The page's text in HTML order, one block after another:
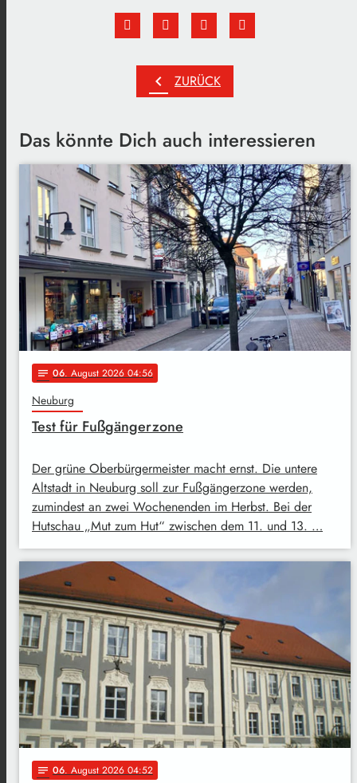
chevron_left ZURÜCK
Das könnte Dich auch interessieren
notes 06. August 2026 04:56
Neuburg
Test für Fußgängerzone
Der grüne Oberbürgermeister macht ernst. Die untere
Altstadt in Neuburg soll zur Fußgängerzone werden,
zumindest an zwei Wochenenden im Herbst. Bei der
Hutschau „Mut zum Hut“ zwischen dem 11. und 13. …
notes 06. August 2026 04:52